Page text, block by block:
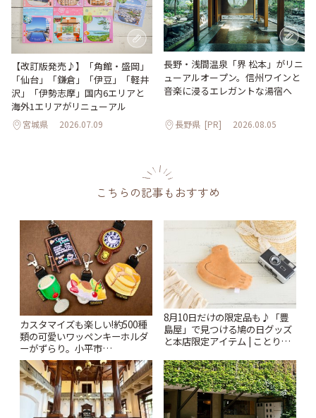
【改訂版発売♪】「角館・盛岡」
「仙台」「鎌倉」「伊豆」「軽井
沢」「伊勢志摩」国内6エリアと
海外1エリアがリニューアル
宮城県 2026.07.09
長野・浅間温泉「界 松本」がリニ
ューアルオープン。信州ワインと
音楽に浸るエレガントな湯宿へ
長野県 [PR] 2026.08.05
こちらの記事もおすすめ
カスタマイズも楽しい!約500種
類の可愛いワッペンキーホルダ
ーがずらり。小平市
「Kimamaya T&K」 | ことりっ
ぷ
8月10日だけの限定品も♪「豊
島屋」で見つける鳩の日グッズ
と本店限定アイテム | ことりっ